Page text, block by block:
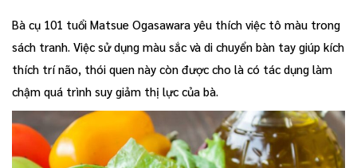
Bà cụ 101 tuổi Matsue Ogasawara yêu thích việc tô màu trong
sách tranh. Việc sử dụng màu sắc và di chuyển bàn tay giúp kích
thích trí não, thói quen này còn được cho là có tác dụng làm
chậm quá trình suy giảm thị lực của bà.